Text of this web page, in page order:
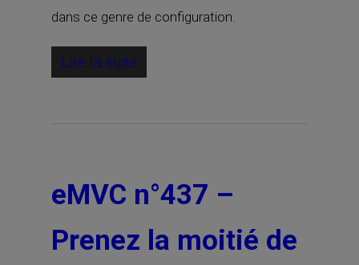
dans ce genre de configuration.
Lire la suite
eMVC n°437 –
Prenez la moitié de